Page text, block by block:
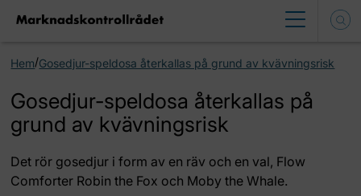
Hem/Gosedjur-speldosa återkallas på grund av kvävningsrisk
Gosedjur-speldosa återkallas på
grund av kvävningsrisk
Det rör gosedjur i form av en räv och en val, Flow
Comforter Robin the Fox och Moby the Whale.